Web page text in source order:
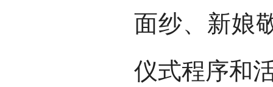
面纱、新娘
仪式程序和